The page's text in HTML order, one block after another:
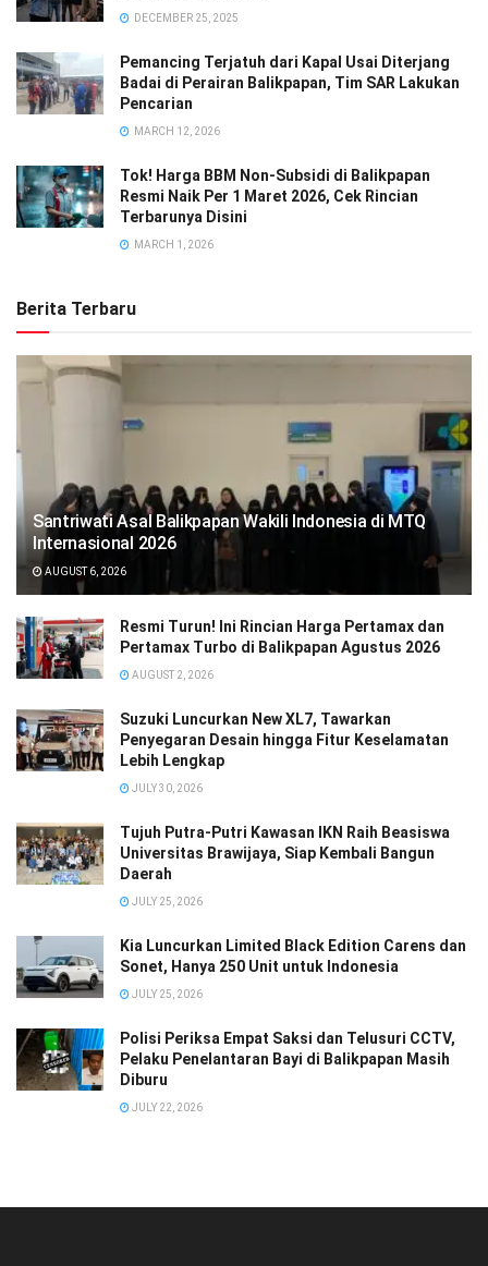
DECEMBER 25, 2025
Pemancing Terjatuh dari Kapal Usai Diterjang
Badai di Perairan Balikpapan, Tim SAR Lakukan
Pencarian
MARCH 12, 2026
Tok! Harga BBM Non-Subsidi di Balikpapan
Resmi Naik Per 1 Maret 2026, Cek Rincian
Terbarunya Disini
MARCH 1, 2026
Berita Terbaru
Santriwati Asal Balikpapan Wakili Indonesia di MTQ
Internasional 2026
AUGUST 6, 2026
Resmi Turun! Ini Rincian Harga Pertamax dan
Pertamax Turbo di Balikpapan Agustus 2026
AUGUST 2, 2026
Suzuki Luncurkan New XL7, Tawarkan
Penyegaran Desain hingga Fitur Keselamatan
Lebih Lengkap
JULY 30, 2026
Tujuh Putra-Putri Kawasan IKN Raih Beasiswa
Universitas Brawijaya, Siap Kembali Bangun
Daerah
JULY 25, 2026
Kia Luncurkan Limited Black Edition Carens dan
Sonet, Hanya 250 Unit untuk Indonesia
JULY 25, 2026
Polisi Periksa Empat Saksi dan Telusuri CCTV,
Pelaku Penelantaran Bayi di Balikpapan Masih
Diburu
JULY 22, 2026